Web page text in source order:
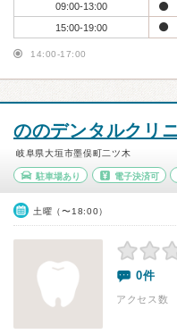
09:00-13:00
15:00-19:00
14:00-17:00
ののデンタルクリ
岐阜県大垣市墨俣町二ツ木
駐車場あり 電子決済可
土曜（〜18:00）
0件
アクセス数